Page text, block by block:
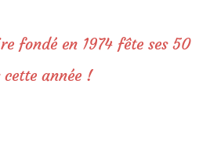
fondé en 1974 fête ses 50
cette année !